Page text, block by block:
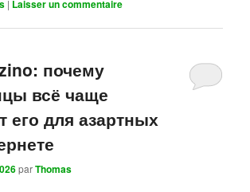
| Laisser un commentaire
почему
всё чаще
его для азартных
parThomas